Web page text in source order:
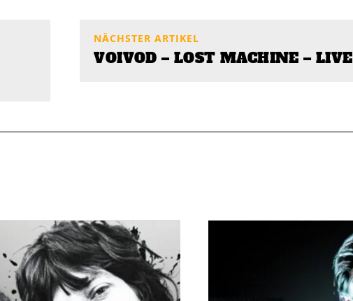
NÄCHSTER ARTIKEL
VOIVOD – LOST MACHINE – LIVE